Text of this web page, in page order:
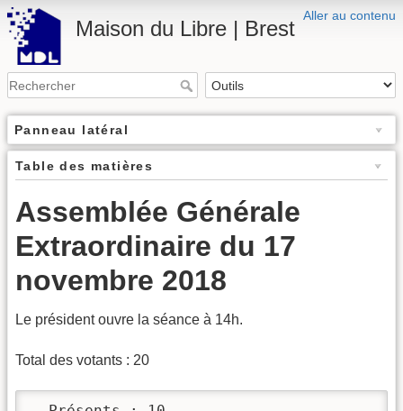
Aller au contenu
Maison du Libre | Brest
Panneau latéral
Table des matières
Assemblée Générale
Extraordinaire du 17
novembre 2018
Le président ouvre la séance à 14h.
Total des votants : 20